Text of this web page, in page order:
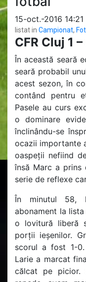
15-oct.-2016 14:21
listat in Campionat,
CFR Cluj 1
În această seară
seară probabil
acest sezon, în
contând pentru
Pasele au curs
o dominare
înclinându-se
ocazii importante
oaspeții nefiind
însă Marc a prins
serie de reflexe
În minutul 58,
abonament la
o lovitură liberă
porții ieșenilor.
scorul a fost 1-0.
Larie a marcat
călcat pe picior.